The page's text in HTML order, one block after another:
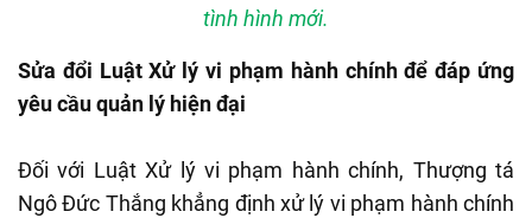
tình hình mới.
Sửa đổi Luật Xử lý vi phạm hành chính để đáp ứng
yêu cầu quản lý hiện đại
Đối với Luật Xử lý vi phạm hành chính, Thượng tá
Ngô Đức Thắng khẳng định xử lý vi phạm hành chính